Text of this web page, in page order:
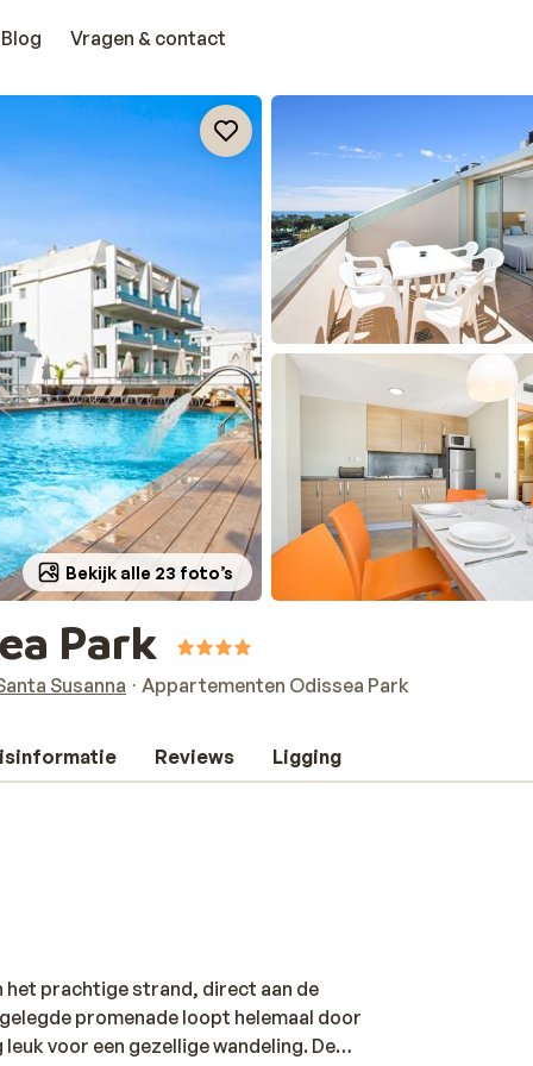
Blog Vragen & contact
Bekijk alle 23 foto’s
Park
Susanna Appartementen Odissea Park
Reviews Ligging
het prachtige strand, direct aan de
promenade loopt helemaal door
voor een gezellige wandeling. De